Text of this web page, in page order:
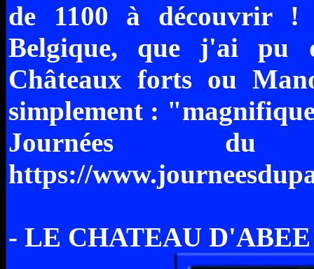
de 1100 à découvrir !
Belgique, que j'ai pu
Châteaux forts ou
simplement :
Journées
https://
- LE CHATEAU D'ABEE